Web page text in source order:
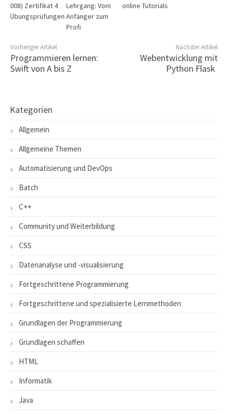
008) Zertifikat 4
Übungsprüfungen
Lehrgang: Vom
Anfänger zum
Profi
online Tutorials
Vorheriger Artikel
Programmieren lernen:
Swift von A bis Z
Nächster Artikel
Webentwicklung mit
Python Flask
Kategorien
Allgemein
Allgemeine Themen
Automatisierung und DevOps
Batch
C++
Community und Weiterbildung
CSS
Datenanalyse und -visualisierung
Fortgeschrittene Programmierung
Fortgeschrittene und spezialisierte Lernmethoden
Grundlagen der Programmierung
Grundlagen schaffen
HTML
Informatik
Java